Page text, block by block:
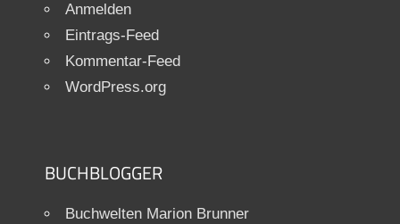
Anmelden
Eintrags-Feed
Kommentar-Feed
WordPress.org
BUCHBLOGGER
Buchwelten Marion Brunner